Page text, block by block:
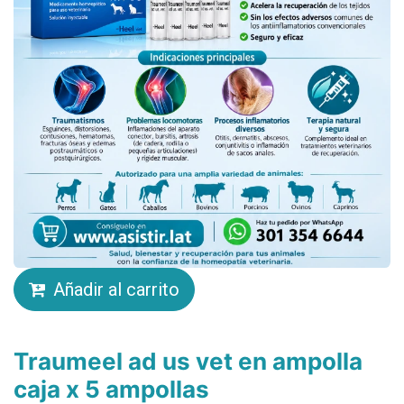
Añadir al carrito
Traumeel ad us vet en ampolla
caja x 5 ampollas